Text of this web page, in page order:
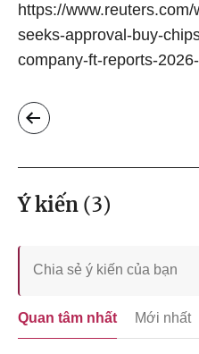
https://
seeks-approval-buy-
company-ft-reports-
Ý kiến (3)
Quan tâm nhất Mới nhất